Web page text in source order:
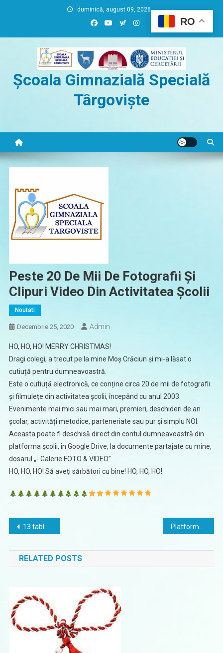
duminică, august 09, 2026
Școala Gimnazială Specială
Târgoviște
Peste 20 De Mii De Fotografii Și
Clipuri Video Din Activitatea Școlii
Noutati
Decembrie 25, 2020 Admin
HO, HO, HO! MERRY CHRISTMAS!
Dragi colegi, a trecut pe la mine Moș Crăciun și mi-a lăsat o
cutiuță pentru dumneavoastră.
Este o cutiuță electronică, ce conține circa 20 de mii de fotografii
și filmulețe din activitatea școlii, începând cu anul 2003.
Evenimente mai mici sau mai mari, premieri, deschideri de an
școlar, activități metodice, parteneriate sau pur și simplu NOI.
Aceasta poate fi deschisă direct din contul dumneavoastră din
platforma școlii, în Google Drive, la documente partajate cu mine,
dosarul „- Galerie FOTO & VIDEO”.
HO, HO, HO! Să aveți sărbători cu bine! HO, HO, HO!
Navigare
în
articole
13 tablete pentru cadrele didactice de terapii specifice pentru utilizarea aplicațiilor dedicate orelor de logopedie sau psihodiagnoză
RELATED POSTS
RO